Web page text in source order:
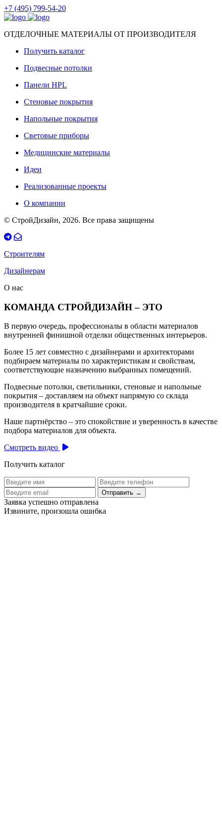
+7 (495) 799-54-20
ОТДЕЛОЧНЫЕ МАТЕРИАЛЫ ОТ ПРОИЗВОДИТЕЛЯ
Получить каталог
Подвесные потолки
Панели HPL
Стеновые покрытия
Напольные покрытия
Световые приборы
Медицинские материалы
Идеи
Реализованные проекты
О компании
© СтройДизайн, 2026. Все права защищены
Строителям
Дизайнерам
О нас
КОМАНДА СТРОЙДИЗАЙН – ЭТО
В первую очередь, профессионалы в области материалов
внутренней финишной отделки общественных интерьеров.
Более 15 лет совместно с дизайнерами и архитекторами
подбираем материалы по характеристикам и свойствам,
соответствующие назначению выбранных помещений.
Подвесные потолки, светильники, стеновые и напольные
покрытия – доставляем на объект напрямую со склада
производителя в кратчайшие сроки.
Наше партнёрство – это спокойствие и уверенность в качестве
подбора материалов для объекта.
Смотреть видео
Получить каталог
Отправить →
Заявка успешно отправлена
Извините, произошла ошибка